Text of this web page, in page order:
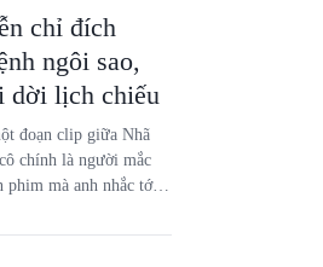
chỉ đích
ngôi sao,
dời lịch chiếu
đoạn clip giữa Nhã
chính là người mắc
phim mà anh nhắc tới